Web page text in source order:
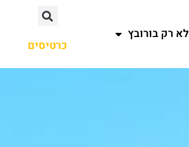
לא רק בורובץ
כרטיסים